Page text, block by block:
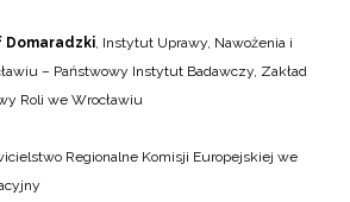
Domaradzki , Instytut Uprawy, Nawożenia i
– Państwowy Instytut Badawczy, Zakład
Roli we Wrocławiu
Regionalne Komisji Europejskiej we